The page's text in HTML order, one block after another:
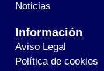
Noticias
Información
Aviso Legal
Política de cookies